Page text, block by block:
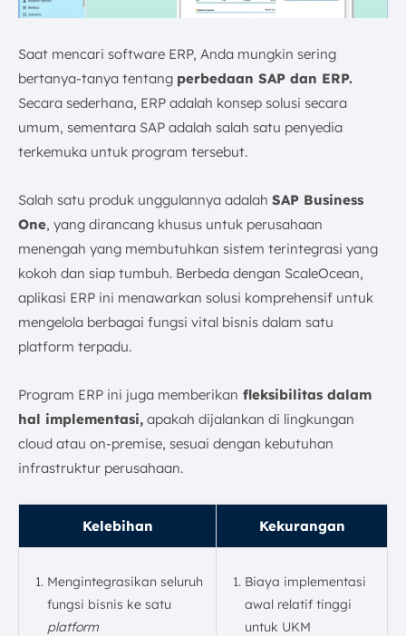
Saat mencari software ERP, Anda mungkin sering
bertanya-tanya tentang perbedaan SAP dan ERP.
Secara sederhana, ERP adalah konsep solusi secara
umum, sementara SAP adalah salah satu penyedia
terkemuka untuk program tersebut.
Salah satu produk unggulannya adalah SAP Business
One, yang dirancang khusus untuk perusahaan
menengah yang membutuhkan sistem terintegrasi yang
kokoh dan siap tumbuh. Berbeda dengan ScaleOcean,
aplikasi ERP ini menawarkan solusi komprehensif untuk
mengelola berbagai fungsi vital bisnis dalam satu
platform terpadu.
Program ERP ini juga memberikan fleksibilitas dalam
hal implementasi, apakah dijalankan di lingkungan
cloud atau on-premise, sesuai dengan kebutuhan
infrastruktur perusahaan.
Kelebihan Kekurangan
Mengintegrasikan seluruh
fungsi bisnis ke satu
platform
Biaya implementasi
awal relatif tinggi
untuk UKM